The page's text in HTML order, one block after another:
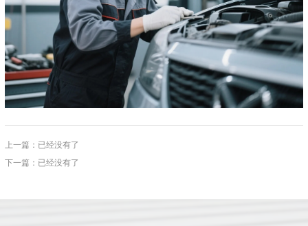
上一篇：已经没有了
下一篇：已经没有了